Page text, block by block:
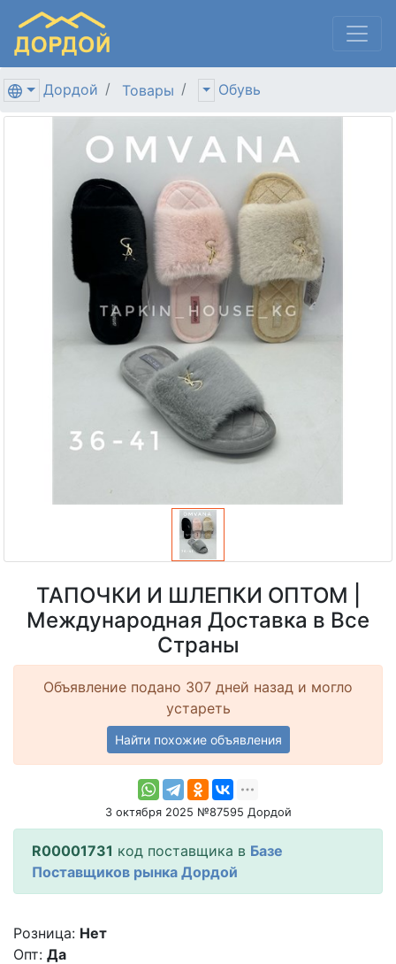
Дордой Товары Обувь
ТАПОЧКИ И ШЛЕПКИ ОПТОМ |
Международная Доставка в Все
Страны
Объявление подано 307 дней назад и могло
устареть
Найти похожие объявления
3 октября 2025 №87595 Дордой
R00001731 код поставщика в Базе
Поставщиков рынка Дордой
Розница: Нет
Опт: Да